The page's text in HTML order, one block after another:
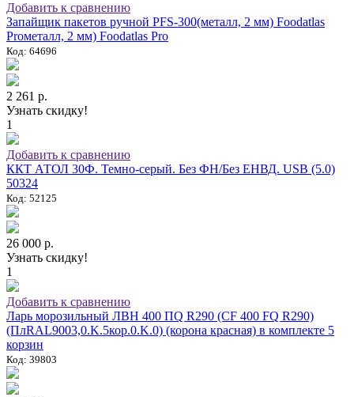
Добавить к сравнению
Запайщик пакетов ручной PFS-300(металл, 2 мм) Foodatlas
Proметалл, 2 мм) Foodatlas Pro
Код: 64696
2 261 р.
Узнать скидку!
1
Добавить к сравнению
ККТ АТОЛ 30Ф. Темно-серый. Без ФН/Без ЕНВД. USB (5.0)
50324
Код: 52125
26 000 р.
Узнать скидку!
1
Добавить к сравнению
Ларь морозильный ЛВН 400 ПQ R290 (СF 400 FQ R290)
(ПлRAL9003,0.K.5кор.0.K.0) (корона красная) в комплекте 5
корзин
Код: 39803